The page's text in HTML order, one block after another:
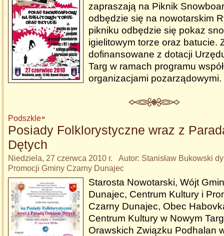
zapraszają na Piknik
odbędzie się na nowotarskim
pikniku odbędzie się pokaz
igielitowym torze oraz batucie.
dofinansowane z dotacji
Targ w ramach programu
organizacjami pozarządowymi.
Podszkle
Posiady Folklorystyczne wraz z
Dętych
Niedziela, 27 czerwca 2010 r. Autor: Stanisław Bukowski
Promocji Gminy Czarny Dunajec
Starosta Nowotarski, Wójt
Dunajec, Centrum Kultury i
Czarny Dunajec, Obec
Centrum Kultury w Nowym
Orawskich Związku Podhalan